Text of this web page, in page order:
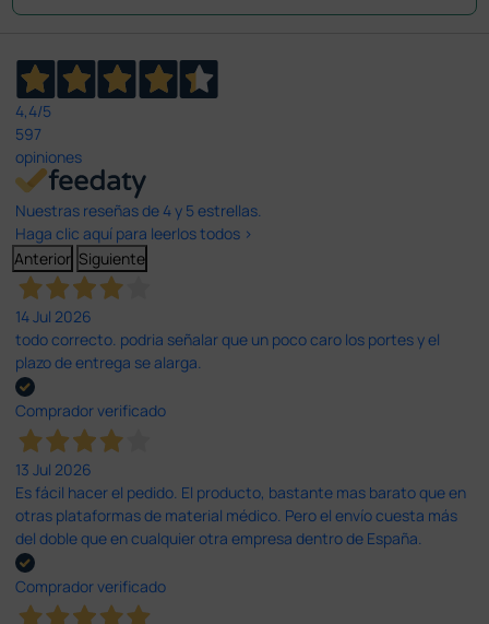
4,4/5
597
opiniones
Nuestras reseñas de 4 y 5 estrellas.
Haga clic aquí para leerlos todos >
Anterior Siguiente
14 Jul 2026
todo correcto. podria señalar que un poco caro los portes y el
plazo de entrega se alarga.
Comprador verificado
13 Jul 2026
Es fácil hacer el pedido. El producto, bastante mas barato que en
otras plataformas de material médico. Pero el envío cuesta más
del doble que en cualquier otra empresa dentro de España.
Comprador verificado